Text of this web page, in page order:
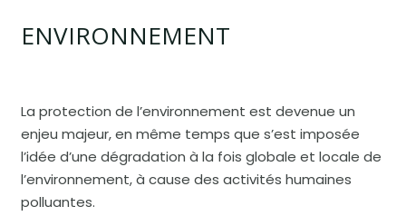
ENVIRONNEMENT
La protection de l’environnement est devenue un
enjeu majeur, en même temps que s’est imposée
l’idée d’une dégradation à la fois globale et locale de
l’environnement, à cause des activités humaines
polluantes.